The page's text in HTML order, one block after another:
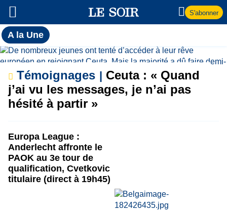
S'abonner
A la UneToutes
l'actualité
du Soir
A
la
Une
Témoignages
Ceuta : « Quand
j’ai vu les messages, je n’ai pas
hésité à partir »
Europa League :
Anderlecht affronte le
PAOK au 3e tour de
qualification, Cvetkovic
titulaire (direct à 19h45)